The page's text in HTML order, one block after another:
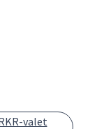
valet